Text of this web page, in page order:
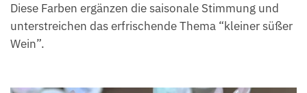
Diese Farben ergänzen die saisonale Stimmung und
unterstreichen das erfrischende Thema “kleiner süßer
Wein”.